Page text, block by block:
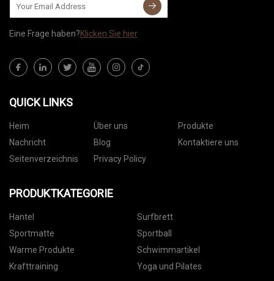
Eine Frage haben?Klicken Sie hier
QUICK LINKS
Heim Über uns
Produkte
Nachricht
Blog
Kontaktiere uns
Seitenverzeichnis
Privacy Policy
PRODUKTKATEGORIE
Hantel
Surfbrett
Sportmatte
Sportball
Warme Produkte
Schwimmartikel
Krafttraining
Yoga und Pilates